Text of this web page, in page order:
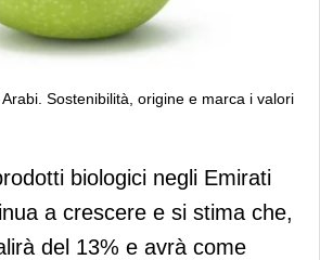
Sostenibilità, origine e marca i valori
Emirati Arabi.
e marca i valori
biologici negli Emirati
a crescere e si stima che,
del 13% e avrà come